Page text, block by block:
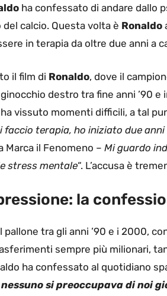
ha confessato di andare dallo
calcio. Questa volta è Ronaldo
in terapia da oltre due anni a
il film di Ronaldo, dove il
destro tra fine anni ’90
vissuto momenti difficili, a tal
faccio terapia, ho iniziato due
Marca il Fenomeno – Mi guardo
stress mentale“. L’accusa è
la
pallone tra gli anni ’90 e i 2000,
sempre più milionari,
ha confessato al quotidiano
nessuno si preoccupava di noi